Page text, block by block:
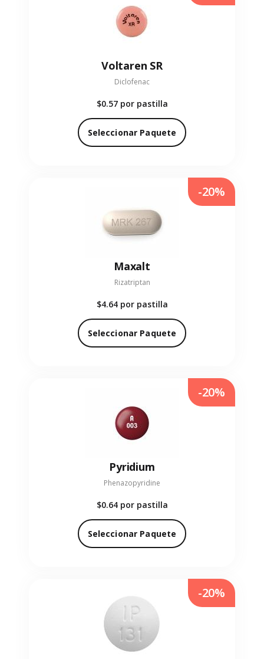
Voltaren SR
Diclofenac
$0.57 por pastilla
Seleccionar Paquete
Maxalt
Rizatriptan
$4.64 por pastilla
Seleccionar Paquete
-20%
Pyridium
Phenazopyridine
$0.64 por pastilla
Seleccionar Paquete
-20%
-20%